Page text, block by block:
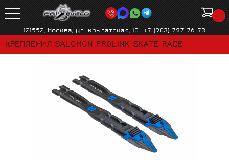
121552, Москва, ул. Крылатская, 10 +7 (903) 797-76-73
КРЕПЛЕНИЯ SALOMON PROLINK SKATE RACE